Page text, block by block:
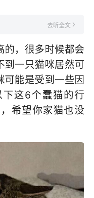
去听全文
的，很多时候都会
到一只猫咪居然可
可能是受到一些因
这6个蠢猫的行
希望你家猫也没